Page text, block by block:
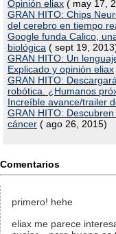
Opinión eliax ( may 17,
GRAN HITO: Chips
del cerebro en tiempo
Google funda Calico,
biológica ( sept 19,
GRAN HITO: Un
Explicado y opinión eliax
GRAN HITO:
robótica. ¿Humanos
Increíble avance/trailer
GRAN HITO:
cáncer ( ago 26, 2015)
Comentarios
primero! hehe
eliax me parece